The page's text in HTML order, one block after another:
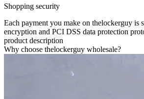
Shopping security
Each payment you make on thelockerguy is
encryption and PCI DSS data protection
product description
Why choose thelockerguy wholesale?